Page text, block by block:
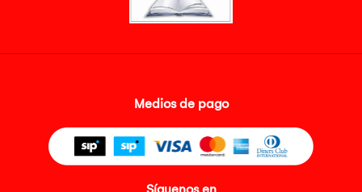
Medios de pago
Síguenos en